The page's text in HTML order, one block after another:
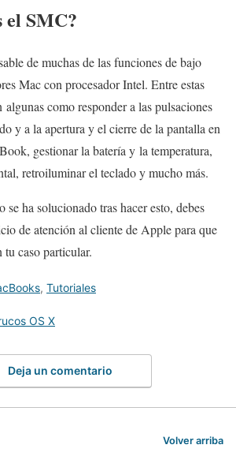
el SMC?
de muchas de las funciones de bajo
Mac con procesador Intel. Entre estas
como responder a las pulsaciones
y a la apertura y el cierre de la pantalla en
gestionar la batería y la temperatura,
retroiluminar el teclado y mucho más.
se ha solucionado tras hacer esto, debes
de atención al cliente de Apple para que
tu caso particular.
, Tutoriales
OS X
Deja un comentario
Volver arriba